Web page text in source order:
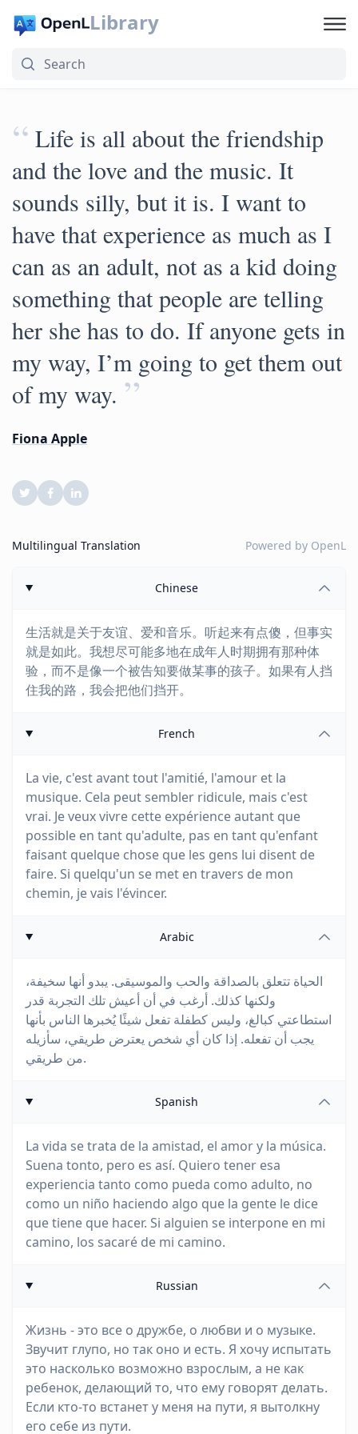
Library
“ Life is all about the friendship
and the love and the music. It
sounds silly, but it is. I want to
have that experience as much as I
can as an adult, not as a kid doing
something that people are telling
her she has to do. If anyone gets in
my way, I’m going to get them out
of my way. ”
Fiona Apple
Multilingual Translation Powered by OpenL
Chinese
生活就是关于友谊、爱和音乐。听起来有点傻，但事实
就是如此。我想尽可能多地在成年人时期拥有那种体
验，而不是像一个被告知要做某事的孩子。如果有人挡
住我的路，我会把他们挡开。
French
La vie, c'est avant tout l'amitié, l'amour et la
musique. Cela peut sembler ridicule, mais c'est
vrai. Je veux vivre cette expérience autant que
possible en tant qu'adulte, pas en tant qu'enfant
faisant quelque chose que les gens lui disent de
faire. Si quelqu'un se met en travers de mon
chemin, je vais l'évincer.
Arabic
الحياة تتعلق بالصداقة والحب والموسيقى. يبدو أنها سخيفة،
ولكنها كذلك. أرغب في أن أعيش تلك التجربة قدر
استطاعتي كبالغ، وليس كطفلة تفعل شيئًا يُخبرها الناس بأنها
يجب أن تفعله. إذا كان أي شخص يعترض طريقي، سأزيله
من طريقي.
Spanish
La vida se trata de la amistad, el amor y la música.
Suena tonto, pero es así. Quiero tener esa
experiencia tanto como pueda como adulto, no
como un niño haciendo algo que la gente le dice
que tiene que hacer. Si alguien se interpone en mi
camino, los sacaré de mi camino.
Russian
Жизнь - это все о дружбе, о любви и о музыке.
Звучит глупо, но так оно и есть. Я хочу испытать
это насколько возможно взрослым, а не как
ребенок, делающий то, что ему говорят делать.
Если кто-то встанет у меня на пути, я вытолкну
его себе из пути.